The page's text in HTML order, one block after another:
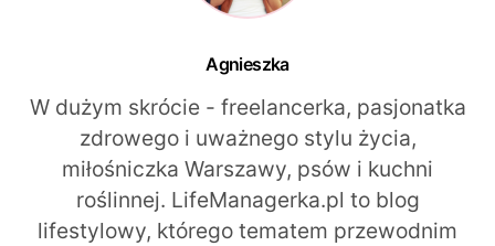
Agnieszka
W dużym skrócie - freelancerka, pasjonatka
zdrowego i uważnego stylu życia,
miłośniczka Warszawy, psów i kuchni
roślinnej. LifeManagerka.pl to blog
lifestylowy, którego tematem przewodnim